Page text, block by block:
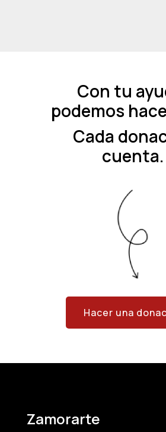
Con tu
podemos
Cada
cuenta.
Hacer una
Zamorarte